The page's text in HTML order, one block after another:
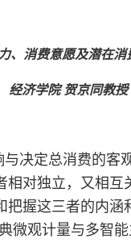
、消费意愿及潜在
经济学院 贺京同教授
决定总消费的客
对独立，又相
握这三者的内
微观计量与多智